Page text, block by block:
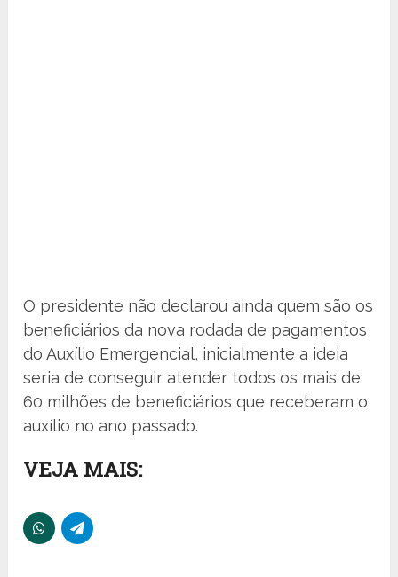
O presidente não declarou ainda quem são os
beneficiários da nova rodada de pagamentos
do Auxílio Emergencial, inicialmente a ideia
seria de conseguir atender todos os mais de
60 milhões de beneficiários que receberam o
auxílio no ano passado.
VEJA MAIS: